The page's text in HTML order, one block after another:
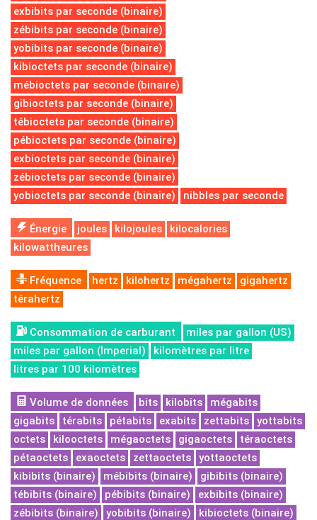
exbibits par seconde (binaire)
zébibits par seconde (binaire)
yobibits par seconde (binaire)
kibioctets par seconde (binaire)
mébioctets par seconde (binaire)
gibioctets par seconde (binaire)
tébioctets par seconde (binaire)
pébioctets par seconde (binaire)
exbioctets par seconde (binaire)
zébioctets par seconde (binaire)
yobioctets par seconde (binaire)
nibbles par seconde
Énergie joules kilojoules
kilocalories
kilowattheures
Fréquence hertz kilohertz mégahertz
gigahertz
térahertz
Consommation de carburant
miles par gallon (US)
miles par gallon (Imperial)
kilomètres par litre
litres par 100 kilomètres
Volume de données bits kilobits
mégabits
gigabits
térabits pétabits exabits zettabits
yottabits
octets
kilooctets mégaoctets gigaoctets
téraoctets
pétaoctets
exaoctets zettaoctets
yottaoctets
kibibits (binaire)
mébibits (binaire)
gibibits (binaire)
tébibits (binaire)
pébibits (binaire)
exbibits (binaire)
zébibits (binaire)
yobibits (binaire)
kibioctets (binaire)